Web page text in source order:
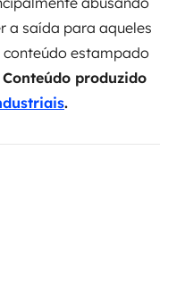
a saída para aqueles
conteúdo estampado
Conteúdo produzido
.